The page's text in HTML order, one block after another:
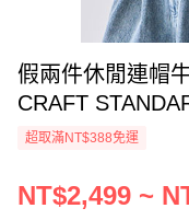
假兩件休閒連帽
CRAFT
超取滿NT$388免運
NT$2,499 ~